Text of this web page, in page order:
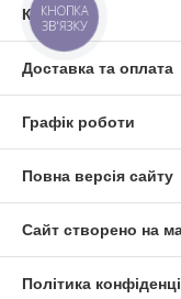
Контакти
Доставка та оплата
Графік роботи
Повна версія сайту
Сайт створено на
Політика
КНОПКА
ЗВ'ЯЗКУ